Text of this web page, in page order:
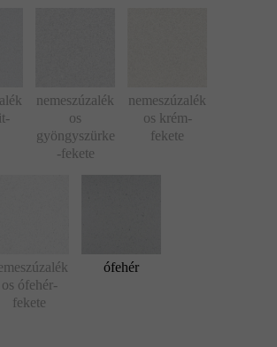
nemeszúzalék
os
gyöngyszürke
-fekete
nemeszúzalék
os krém-
fekete
os ófehér-
fekete
ófehér